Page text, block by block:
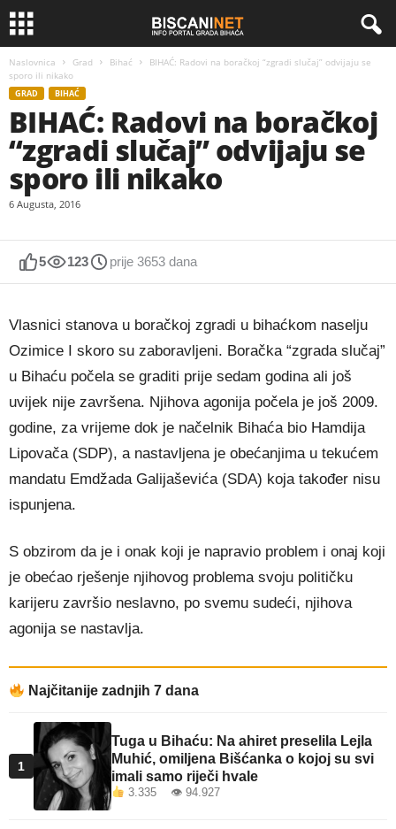
Naslovnica Grad Bihać
BIHAĆ: Radovi na boračkoj “zgradi slučaj” odvijaju se
sporo ili nikako
GRAD BIHAĆ
BIHAĆ: Radovi na boračkoj
“zgradi slučaj” odvijaju se
sporo ili nikako
6 Augusta, 2016
5 123 prije 3653 dana
Vlasnici stanova u boračkoj zgradi u bihaćkom naselju
Ozimice I skoro su zaboravljeni. Boračka “zgrada slučaj”
u Bihaću počela se graditi prije sedam godina ali još
uvijek nije završena. Njihova agonija počela je još 2009.
godine, za vrijeme dok je načelnik Bihaća bio Hamdija
Lipovača (SDP), a nastavljena je obećanjima u tekućem
mandatu Emdžada Galijaševića (SDA) koja također nisu
ispunjena.
S obzirom da je i onak koji je napravio problem i onaj koji
je obećao rješenje njihovog problema svoju političku
karijeru završio neslavno, po svemu sudeći, njihova
agonija se nastavlja.
Najčitanije zadnjih 7 dana
1
Tuga u Bihaću: Na ahiret preselila Lejla
Muhić, omiljena Bišćanka o kojoj su svi
imali samo riječi hvale
3.335 👁 94.927